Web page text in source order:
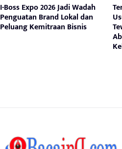
I-Boss Expo 2026 Jadi Wadah
Penguatan Brand Lokal dan
Peluang Kemitraan Bisnis